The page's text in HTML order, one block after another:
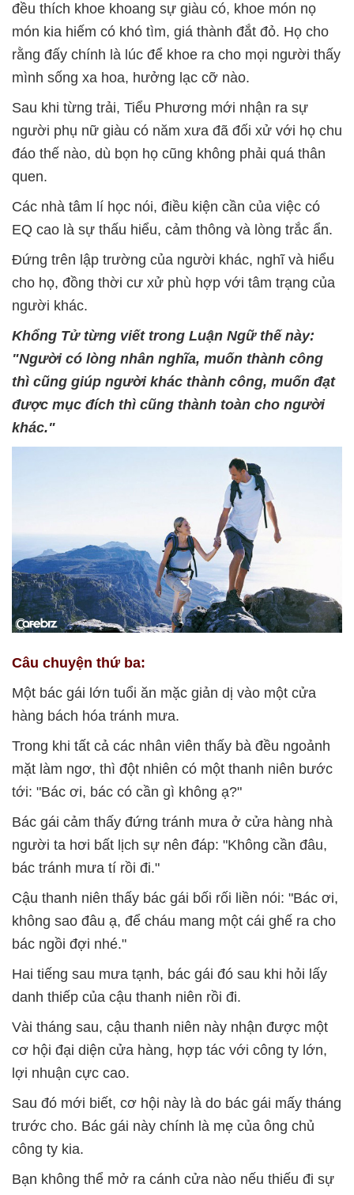
đều thích khoe khoang sự giàu có, khoe món nọ
món kia hiếm có khó tìm, giá thành đắt đỏ. Họ cho
rằng đấy chính là lúc để khoe ra cho mọi người thấy
mình sống xa hoa, hưởng lạc cỡ nào.
Sau khi từng trải, Tiểu Phương mới nhận ra sự
người phụ nữ giàu có năm xưa đã đối xử với họ chu
đáo thế nào, dù bọn họ cũng không phải quá thân
quen.
Các nhà tâm lí học nói, điều kiện cần của việc có
EQ cao là sự thấu hiểu, cảm thông và lòng trắc ẩn.
Đứng trên lập trường của người khác, nghĩ và hiểu
cho họ, đồng thời cư xử phù hợp với tâm trạng của
người khác.
Khổng Tử từng viết trong Luận Ngữ thế này:
"Người có lòng nhân nghĩa, muốn thành công
thì cũng giúp người khác thành công, muốn đạt
được mục đích thì cũng thành toàn cho người
khác."
Câu chuyện thứ ba:
Một bác gái lớn tuổi ăn mặc giản dị vào một cửa
hàng bách hóa tránh mưa.
Trong khi tất cả các nhân viên thấy bà đều ngoảnh
mặt làm ngơ, thì đột nhiên có một thanh niên bước
tới: "Bác ơi, bác có cần gì không ạ?"
Bác gái cảm thấy đứng tránh mưa ở cửa hàng nhà
người ta hơi bất lịch sự nên đáp: "Không cần đâu,
bác tránh mưa tí rồi đi."
Cậu thanh niên thấy bác gái bối rối liền nói: "Bác ơi,
không sao đâu ạ, để cháu mang một cái ghế ra cho
bác ngồi đợi nhé."
Hai tiếng sau mưa tạnh, bác gái đó sau khi hỏi lấy
danh thiếp của cậu thanh niên rồi đi.
Vài tháng sau, cậu thanh niên này nhận được một
cơ hội đại diện cửa hàng, hợp tác với công ty lớn,
lợi nhuận cực cao.
Sau đó mới biết, cơ hội này là do bác gái mấy tháng
trước cho. Bác gái này chính là mẹ của ông chủ
công ty kia.
Bạn không thể mở ra cánh cửa nào nếu thiếu đi sự